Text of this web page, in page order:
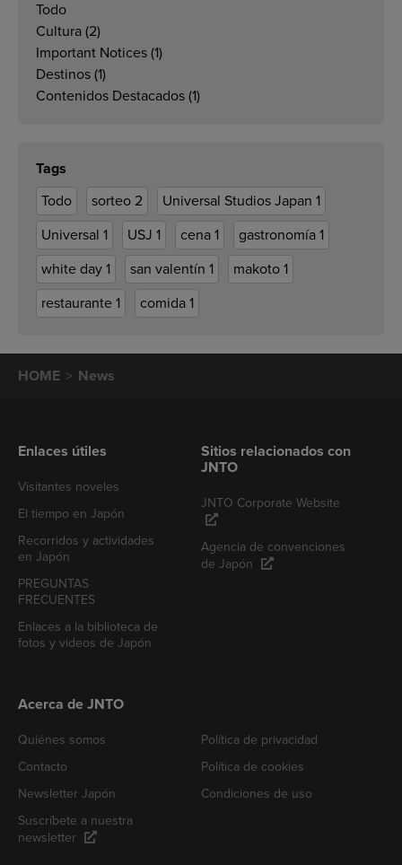
Todo
Cultura (2)
Important Notices (1)
Destinos (1)
Contenidos Destacados (1)
Tags
Todo
sorteo 2 Universal Studios Japan 1
Universal 1 USJ 1 cena 1 gastronomía 1
white day 1 san valentín 1 makoto 1
restaurante 1 comida 1
HOME News
Enlaces útiles
Visitantes noveles
El tiempo en Japón
Recorridos y actividades
en Japón
PREGUNTAS
FRECUENTES
Enlaces a la biblioteca de
fotos y videos de Japón
Sitios relacionados con
JNTO
JNTO Corporate Website
Agencia de convenciones
de Japón
Acerca de JNTO
Quiénes somos
Contacto
Newsletter Japón
Suscríbete a nuestra
newsletter
Política de privacidad
Política de cookies
Condiciones de uso